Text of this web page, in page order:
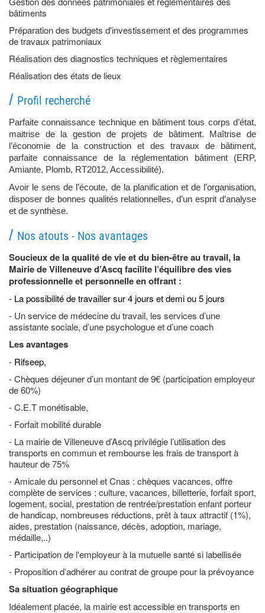
bâtiments
Préparation des budgets d'investissement et des programmes
de travaux patrimoniaux
Réalisation des diagnostics techniques et règlementaires
Réalisation des états de lieux
Profil recherché
Parfaite connaissance technique en bâtiment tous corps d’état,
maitrise de la gestion de projets de bâtiment. Maîtrise de
l’économie de la construction et des travaux de bâtiment,
parfaite connaissance de la réglementation bâtiment (ERP,
Amiante, Plomb, RT2012, Accessibilité).
Avoir le sens de l’écoute, de la planification et de l’organisation,
disposer de bonnes qualités relationnelles, d’un esprit d’analyse
et de synthèse.
Nos atouts - Nos avantages
Soucieux de la qualité de vie et du bien-être au travail, la
Mairie de Villeneuve d’Ascq facilite l’équilibre des vies
professionnelle et personnelle en offrant :
- La possibilité de travailler sur 4 jours et demi ou 5 jours
- Un service de médecine du travail, les services d’une
assistante sociale, d’une psychologue et d’une coach
Les avantages
- Rifseep,
- Chèques déjeuner d’un montant de 9€ (participation employeur
de 60%)
- C.E.T monétisable,
- Forfait mobilité durable
- La mairie de Villeneuve d’Ascq privilégie l’utilisation des
transports en commun et rembourse les frais de transport à
hauteur de 75%
- Amicale du personnel et Cnas : chèques vacances, offre
complète de services : culture, vacances, billetterie, forfait sport,
logement, social, prestation de rentrée/prestation enfant porteur
de handicap, nombreuses réductions, prêt à taux attractif (1%),
aides, prestation (naissance, décès, adoption, mariage,
médaille,..)
- Participation de l'employeur à la mutuelle santé si labellisée
- Proposition d’adhérer au contrat de groupe pour la prévoyance
Sa situation géographique
Idéalement placée, la mairie est accessible en transports en